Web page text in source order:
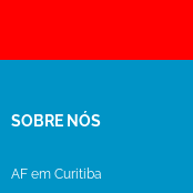
SOBRE NÓS
AF em Curitiba